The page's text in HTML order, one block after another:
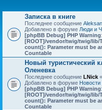
Записка в книге
Последнее сообщение
Добавлено в форуме Люди и
[phpBB Debug] PHP Warning
[ROOT]/vendor/twig/twig/lib/
count(): Parameter must be
Countable
Новый туристический
Оленевка
Последнее сообщение LNick «
Добавлено в форуме Новости
[phpBB Debug] PHP Warning
[ROOT]/vendor/twig/twig/lib/
count(): Parameter must be
Countable